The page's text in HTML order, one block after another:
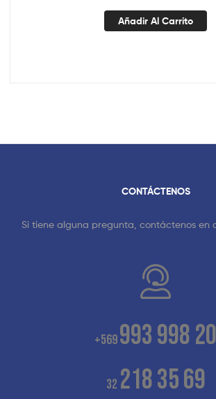
Añadir Al Carrito
CONTÁCTENOS
Si tiene alguna pregunta, contáctenos en
+569993 998 20
32 218 35 69